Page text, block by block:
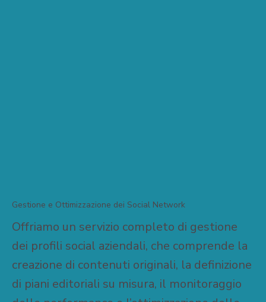
Gestione e Ottimizzazione dei Social Network
Offriamo un servizio completo di gestione
dei profili social aziendali, che comprende la
creazione di contenuti originali, la definizione
di piani editoriali su misura, il monitoraggio